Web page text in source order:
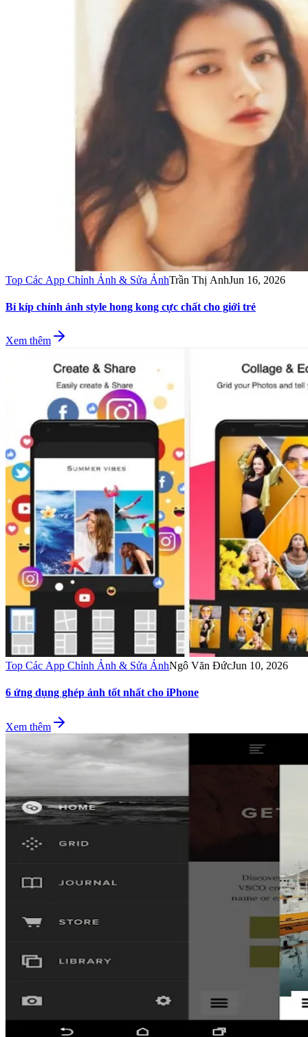
Top Các App Chỉnh Ảnh & Sửa ẢnhTrần Thị AnhJun 16, 2026
Bí kíp chỉnh ảnh style hong kong cực chất cho giới trẻ
Xem thêm
Top Các App Chỉnh Ảnh & Sửa ẢnhNgô Văn ĐứcJun 10, 2026
6 ứng dụng ghép ảnh tốt nhất cho iPhone
Xem thêm